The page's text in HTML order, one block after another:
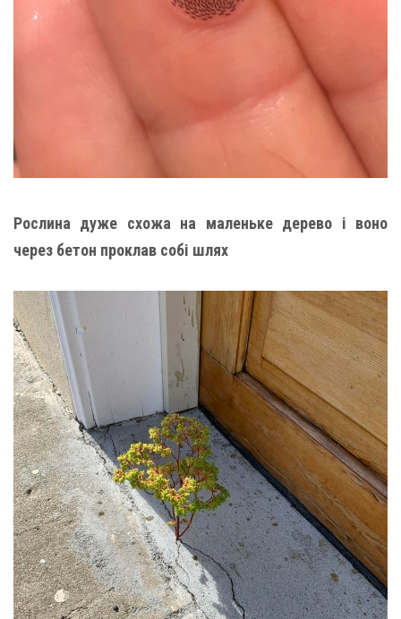
Рослина дуже схожа на маленьке дерево і воно
через бетон проклав собі шлях